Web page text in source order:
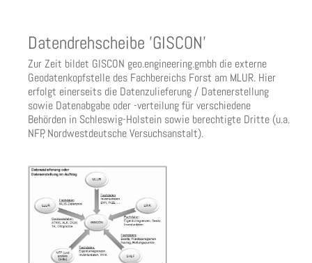
Datendrehscheibe 'GISCON'
Zur Zeit bildet GISCON geo.engineering.gmbh die externe
Geodatenkopfstelle des Fachbereichs Forst am MLUR. Hier
erfolgt einerseits die Datenzulieferung / Datenerstellung
sowie Datenabgabe oder -verteilung für verschiedene
Behörden in Schleswig-Holstein sowie berechtigte Dritte (u.a.
NFP, Nordwestdeutsche Versuchsanstalt).